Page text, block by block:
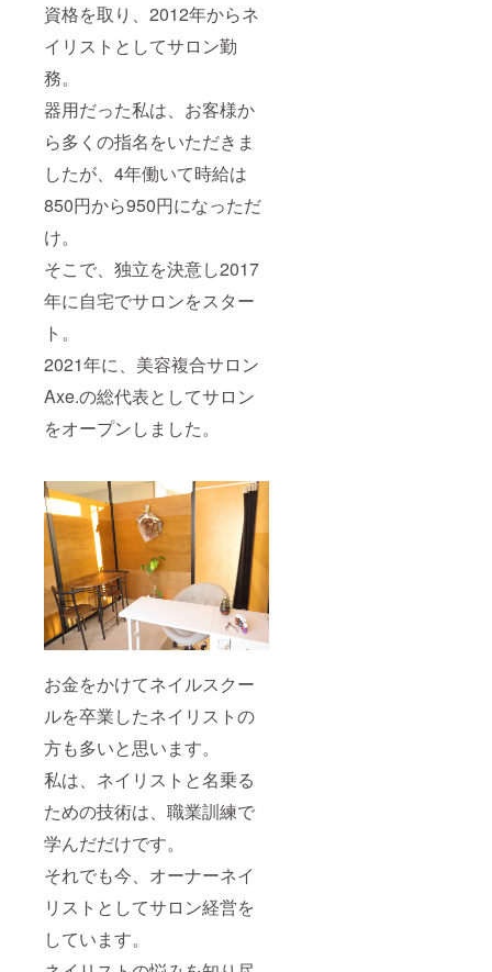
資格を取り、2012年からネ
イリストとしてサロン勤
務。
器用だった私は、お客様か
ら多くの指名をいただきま
したが、4年働いて時給は
850円から950円になっただ
け。
そこで、独立を決意し2017
年に自宅でサロンをスター
ト。
2021年に、美容複合サロン
Axe.の総代表としてサロン
をオープンしました。
お金をかけてネイルスクー
ルを卒業したネイリストの
方も多いと思います。
私は、ネイリストと名乗る
ための技術は、職業訓練で
学んだだけです。
それでも今、オーナーネイ
リストとしてサロン経営を
しています。